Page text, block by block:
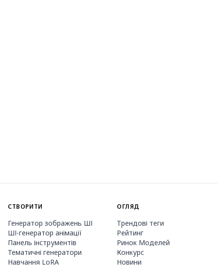
СТВОРИТИ
Генератор зображень ШІ
ШІ-генератор анімації
Панель інструментів
Тематичні генератори
Навчання LoRA
ОГЛЯД
Трендові теги
Рейтинг
Ринок Моделей
Конкурс
Новини